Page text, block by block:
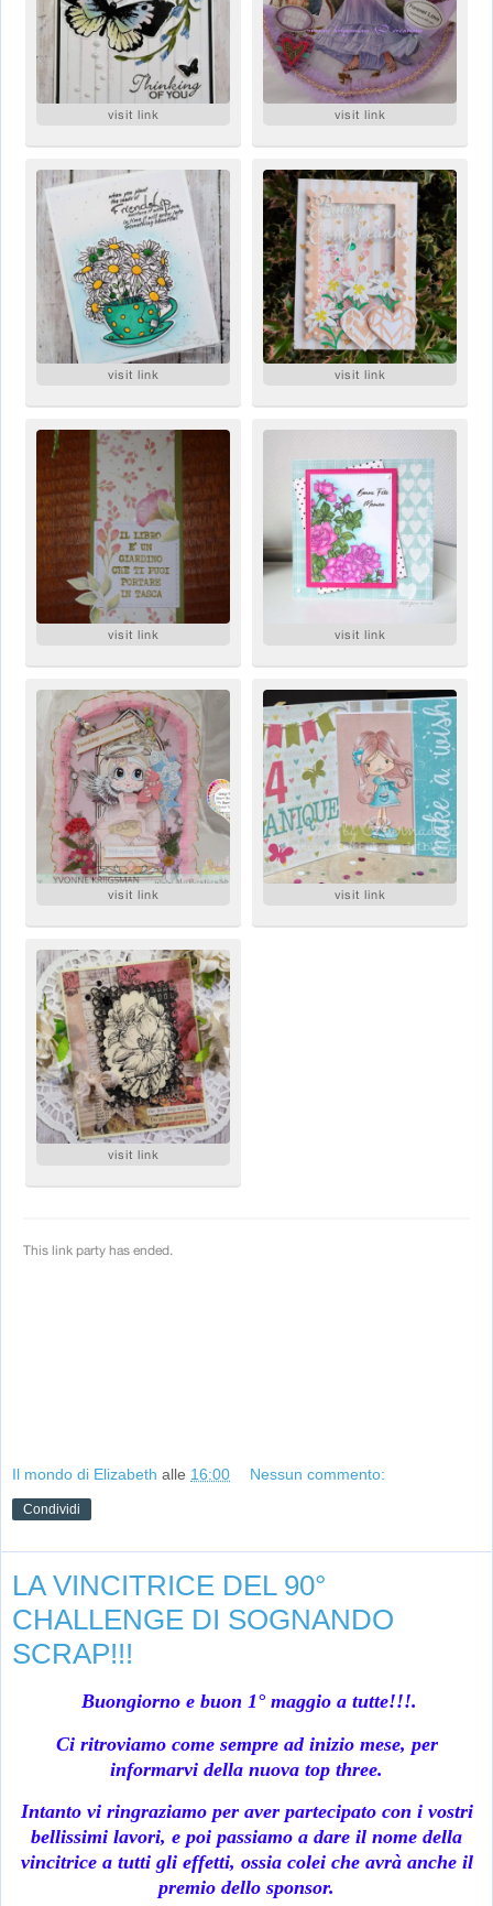
Il mondo di Elizabeth alle 16:00 Nessun commento:
Condividi
LA VINCITRICE DEL 90°
CHALLENGE DI SOGNANDO
SCRAP!!!
Buongiorno e buon 1° maggio a tutte!!!.
Ci ritroviamo come sempre ad inizio mese, per
informarvi della nuova top three.
Intanto vi ringraziamo per aver partecipato con i vostri
bellissimi lavori, e poi passiamo a dare il nome della
vincitrice a tutti gli effetti, ossia colei che avrà anche il
premio dello sponsor.